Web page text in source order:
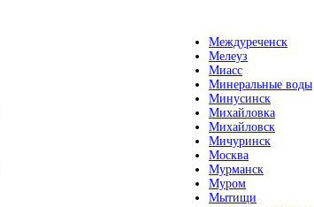
Междуреченск
Мелеуз
Миасс
Минеральные воды
Минусинск
Михайловка
Михайловск
Мичуринск
Москва
Мурманск
Муром
Мытищи